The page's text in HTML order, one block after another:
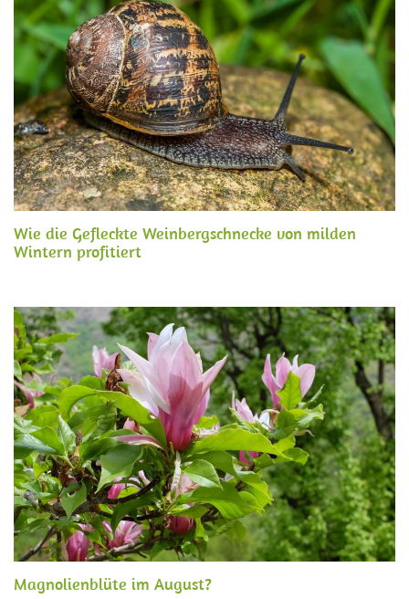
Wie die Gefleckte Weinbergschnecke von milden
Wintern profitiert
Magnolienblüte im August?